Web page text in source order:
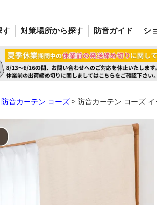
す 対策場所から探す 防音ガイド シ
防音カーテン コーズ 防音カーテン コーズ